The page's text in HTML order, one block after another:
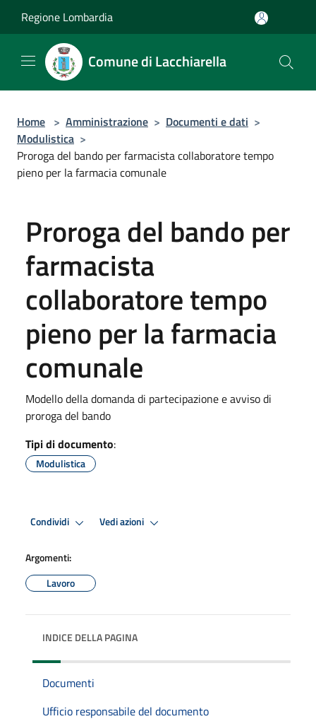
Regione Lombardia
Comune di Lacchiarella
Home > Amministrazione > Documenti e dati >
Modulistica >
Proroga del bando per farmacista collaboratore tempo
pieno per la farmacia comunale
Proroga del bando per
farmacista
collaboratore tempo
pieno per la farmacia
comunale
Modello della domanda di partecipazione e avviso di
proroga del bando
Tipi di documento:
Modulistica
Condividi Vedi azioni
Argomenti:
Lavoro
INDICE DELLA PAGINA
Documenti
Ufficio responsabile del documento